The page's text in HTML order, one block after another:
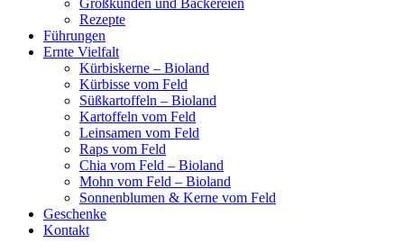
Großkunden und Bäckereien
Rezepte
Führungen
Ernte Vielfalt
Kürbiskerne – Bioland
Kürbisse vom Feld
Süßkartoffeln – Bioland
Kartoffeln vom Feld
Leinsamen vom Feld
Raps vom Feld
Chia vom Feld – Bioland
Mohn vom Feld – Bioland
Sonnenblumen & Kerne vom Feld
Geschenke
Kontakt